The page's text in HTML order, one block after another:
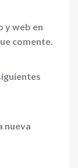
y web en
comente.
nueva